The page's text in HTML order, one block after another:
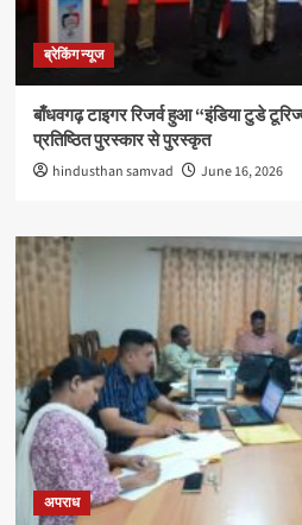
ब्रेकिंग न्यूज
बाँधवगढ़ टाइगर रिजर्व हुआ “इंडिया टुडे
प्रतिष्ठित पुरस्कार से पुरस्कृत
hindusthan samvad June 16, 2026
अपराध